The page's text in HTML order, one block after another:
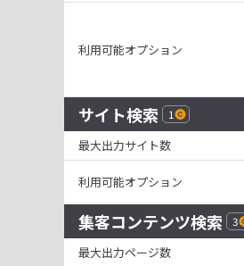
利用可能オプション
サイト検索 1
最大出力サイト数
利用可能オプション
集客コンテンツ検索 3
最大出力ページ数